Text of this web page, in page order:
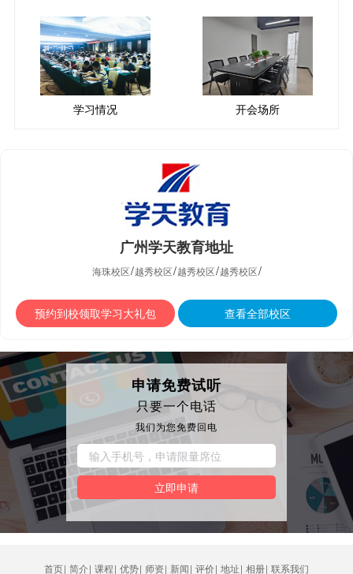
学习情况 开会场所
广州学天教育地址
海珠校区/越秀校区/越秀校区/越秀校区/
预约到校领取学习大礼包 查看全部校区
申请免费试听
只要一个电话
我们为您免费回电
立即申请
首页| 简介| 课程| 优势| 师资| 新闻| 评价| 地址| 相册| 联系我们